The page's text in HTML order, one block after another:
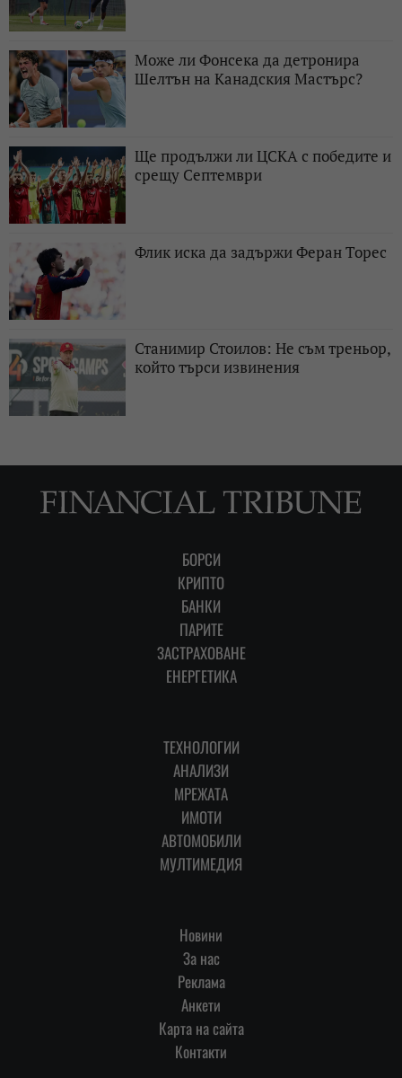
Може ли Фонсека да детронира
Шелтън на Канадския Мастърс?
Ще продължи ли ЦСКА с победите и
срещу Септември
Флик иска да задържи Феран Торес
Станимир Стоилов: Не съм треньор,
който търси извинения
БОРСИ
КРИПТО
БАНКИ
ПАРИТЕ
ЗАСТРАХОВАНЕ
ЕНЕРГЕТИКА
ТЕХНОЛОГИИ
АНАЛИЗИ
МРЕЖАТА
ИМОТИ
АВТОМОБИЛИ
МУЛТИМЕДИЯ
Новини
За нас
Реклама
Анкети
Карта на сайта
Контакти